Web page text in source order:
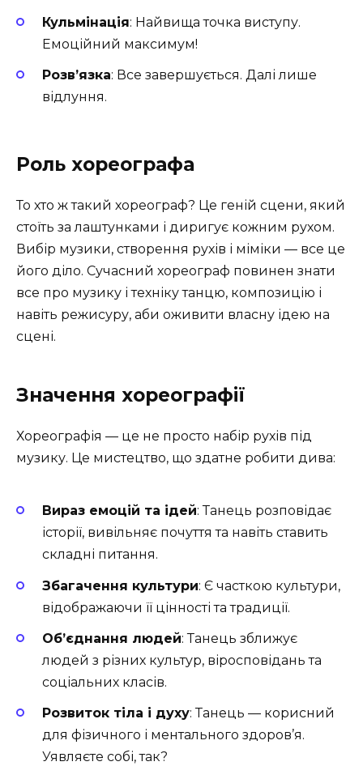
Кульмінація: Найвища точка виступу.
Емоційний максимум!
Розв’язка: Все завершується. Далі лише
відлуння.
Роль хореографа
То хто ж такий хореограф? Це геній сцени, який
стоїть за лаштунками і диригує кожним рухом.
Вибір музики, створення рухів і міміки — все це
його діло. Сучасний хореограф повинен знати
все про музику і техніку танцю, композицію і
навіть режисуру, аби оживити власну ідею на
сцені.
Значення хореографії
Хореографія — це не просто набір рухів під
музику. Це мистецтво, що здатне робити дива:
Вираз емоцій та ідей: Танець розповідає
історії, вивільняє почуття та навіть ставить
складні питання.
Збагачення культури: Є часткою культури,
відображаючи її цінності та традиції.
Об’єднання людей: Танець зближує
людей з різних культур, віросповідань та
соціальних класів.
Розвиток тіла і духу: Танець — корисний
для фізичного і ментального здоров’я.
Уявляєте собі, так?